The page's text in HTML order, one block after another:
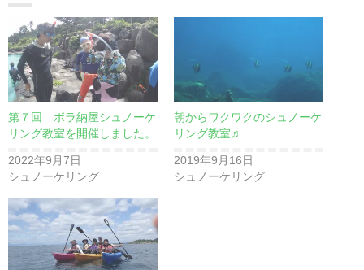
第７回 ボラ納屋シュノーケ
リング教室を開催しました。
2022年9月7日
シュノーケリング
朝からワクワクのシュノーケ
リング教室♬
2019年9月16日
シュノーケリング